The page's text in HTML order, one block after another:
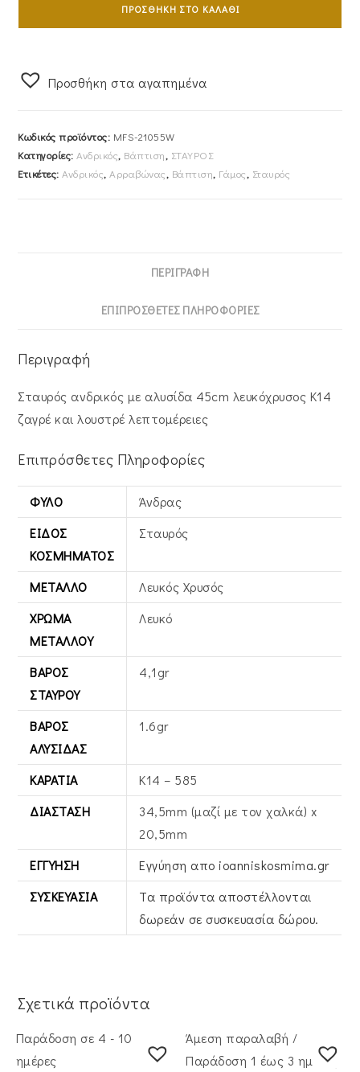
Με
Λευκόχρυσος
Λουστρέ
ΠΡΟΣΘΉΚΗ ΣΤΟ ΚΑΛΆΘΙ
Προσθήκη στα αγαπημένα
Κωδικός προϊόντος: MFS-21055W
Κατηγορίες: Ανδρικός, Βάπτιση, ΣΤΑΥΡΟΣ
Ετικέτες: Ανδρικός, Αρραβώνας, Βάπτιση, Γάμος, Σταυρός
ΠΕΡΙΓΡΑΦΉ
ΕΠΙΠΡΌΣΘΕΤΕΣ ΠΛΗΡΟΦΟΡΊΕΣ
Περιγραφή
Σταυρός ανδρικός με αλυσίδα 45cm λευκόχρυσος Κ14
ζαγρέ και λουστρέ λεπτομέρειες
Επιπρόσθετες Πληροφορίες
ΦΎΛΟ
Άνδρας
ΕΊΔΟΣ
ΚΟΣΜΉΜΑΤΟΣ
Σταυρός
ΜΈΤΑΛΛΟ
Λευκός Xρυσός
ΧΡΏΜΑ
ΜΕΤΆΛΛΟΥ
Λευκό
ΒΆΡΟΣ
ΣΤΑΥΡΟΎ
4,1gr
ΒΆΡΟΣ
ΑΛΥΣΊΔΑΣ
1.6gr
ΚΑΡΆΤΙΑ
Κ14 – 585
ΔΙΆΣΤΑΣΗ
34,5mm (μαζί με τον χαλκά) x
20,5mm
ΕΓΓΎΗΣΗ
Εγγύηση απο ioanniskosmima.gr
ΣΥΣΚΕΥΑΣΊΑ
Τα προϊόντα αποστέλλονται
δωρεάν σε συσκευασία δώρου.
Σχετικά προϊόντα
Παράδοση σε 4 - 10
ημέρες
Άμεση παραλαβή /
Παράδoση 1 έως 3 ημέρες